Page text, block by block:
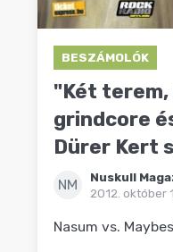
BESZÁMOLÓK
"Két
grindcore
Dürer Kert
NM
Nuskull
2012. október 1.
Nasum vs.